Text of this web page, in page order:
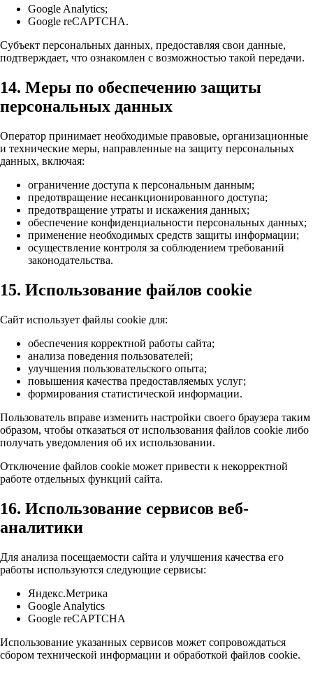
Google Analytics;
Google reCAPTCHA.
Субъект персональных данных, предоставляя свои данные,
подтверждает, что ознакомлен с возможностью такой передачи.
14. Меры по обеспечению защиты
персональных данных
Оператор принимает необходимые правовые, организационные
и технические меры, направленные на защиту персональных
данных, включая:
ограничение доступа к персональным данным;
предотвращение несанкционированного доступа;
предотвращение утраты и искажения данных;
обеспечение конфиденциальности персональных данных;
применение необходимых средств защиты информации;
осуществление контроля за соблюдением требований
законодательства.
15. Использование файлов cookie
Сайт использует файлы cookie для:
обеспечения корректной работы сайта;
анализа поведения пользователей;
улучшения пользовательского опыта;
повышения качества предоставляемых услуг;
формирования статистической информации.
Пользователь вправе изменить настройки своего браузера таким
образом, чтобы отказаться от использования файлов cookie либо
получать уведомления об их использовании.
Отключение файлов cookie может привести к некорректной
работе отдельных функций сайта.
16. Использование сервисов веб-
аналитики
Для анализа посещаемости сайта и улучшения качества его
работы используются следующие сервисы:
Яндекс.Метрика
Google Analytics
Google reCAPTCHA
Использование указанных сервисов может сопровождаться
сбором технической информации и обработкой файлов cookie.